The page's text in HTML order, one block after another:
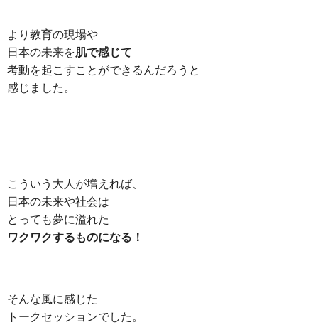
より教育の現場や
日本の未来を肌で感じて
考動を起こすことができるんだろうと
感じました。
こういう大人が増えれば、
日本の未来や社会は
とっても夢に溢れた
ワクワクするものになる！
そんな風に感じた
トークセッションでした。